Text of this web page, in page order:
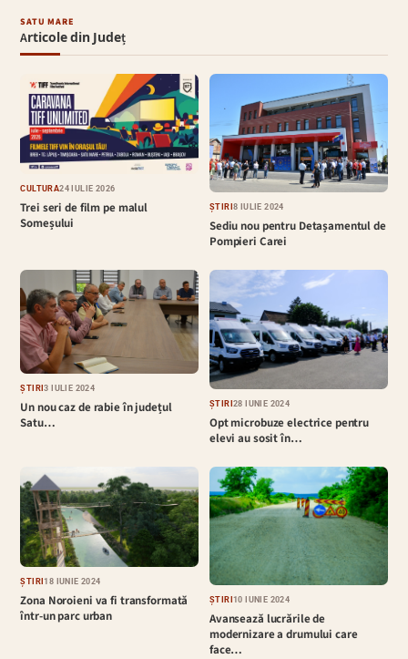
SATU MARE
Articole din Județ
CULTURĂ24 IULIE 2026
Trei seri de film pe malul
Someșului
ȘTIRI8 IULIE 2024
Sediu nou pentru Detașamentul de
Pompieri Carei
ȘTIRI3 IULIE 2024
Un nou caz de rabie în județul
Satu…
ȘTIRI28 IUNIE 2024
Opt microbuze electrice pentru
elevi au sosit în…
ȘTIRI18 IUNIE 2024
Zona Noroieni va fi transformată
într-un parc urban
ȘTIRI10 IUNIE 2024
Avansează lucrările de
modernizare a drumului care
face…